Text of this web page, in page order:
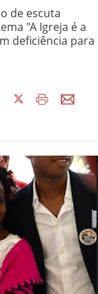
de escuta
"A Igreja é a
deficiência para